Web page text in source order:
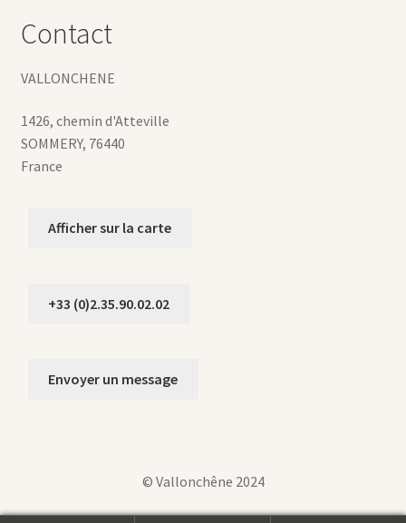
Contact
VALLONCHENE
1426, chemin d'Atteville
SOMMERY, 76440
France
Afficher sur la carte
+33 (0)2.35.90.02.02
Envoyer un message
© Vallonchêne 2024